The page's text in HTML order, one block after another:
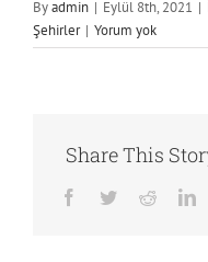
Byadmin | Eylül 8th, 2021 |
Şehirler | Yorum yok
Share This
Facebook
TwitterReddit